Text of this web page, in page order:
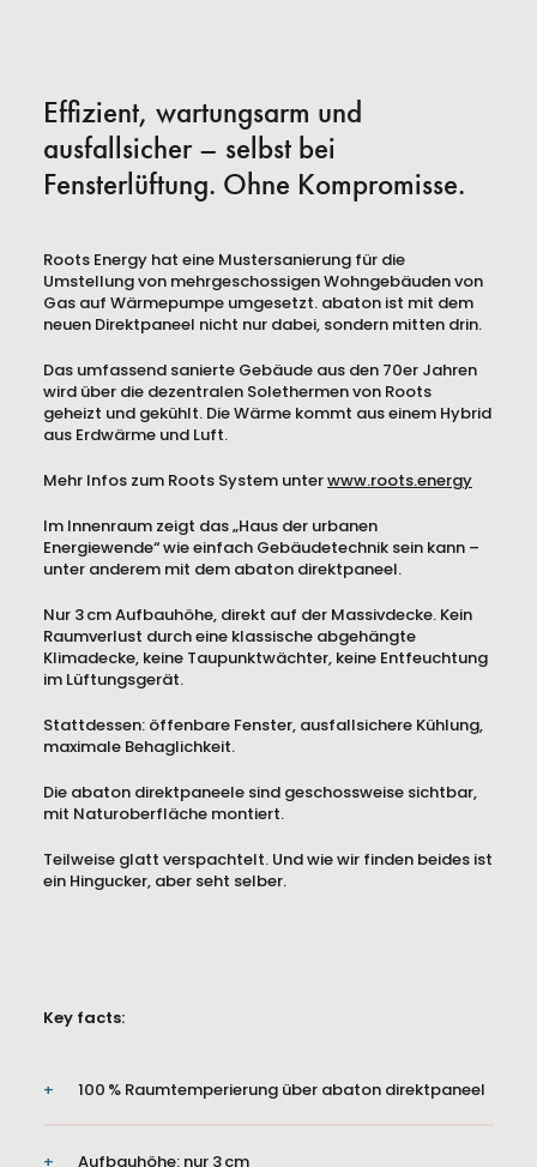
Effizient, wartungsarm und
ausfallsicher – selbst bei
Fensterlüftung. Ohne Kompromisse.
Roots Energy hat eine Mustersanierung für die
Umstellung von mehrgeschossigen Wohngebäuden von
Gas auf Wärmepumpe umgesetzt. abaton ist mit dem
neuen Direktpaneel nicht nur dabei, sondern mitten drin.
Das umfassend sanierte Gebäude aus den 70er Jahren
wird über die dezentralen Solethermen von Roots
geheizt und gekühlt. Die Wärme kommt aus einem Hybrid
aus Erdwärme und Luft.
Mehr Infos zum Roots System unter www.roots.energy
Im Innenraum zeigt das „Haus der urbanen
Energiewende“ wie einfach Gebäudetechnik sein kann –
unter anderem mit dem abaton direktpaneel.
Nur 3 cm Aufbauhöhe, direkt auf der Massivdecke. Kein
Raumverlust durch eine klassische abgehängte
Klimadecke, keine Taupunktwächter, keine Entfeuchtung
im Lüftungsgerät.
Stattdessen: öffenbare Fenster, ausfallsichere Kühlung,
maximale Behaglichkeit.
Die abaton direktpaneele sind geschossweise sichtbar,
mit Naturoberfläche montiert.
Teilweise glatt verspachtelt. Und wie wir finden beides ist
ein Hingucker, aber seht selber.
Key facts:
100 % Raumtemperierung über abaton direktpaneel
Aufbauhöhe: nur 3 cm